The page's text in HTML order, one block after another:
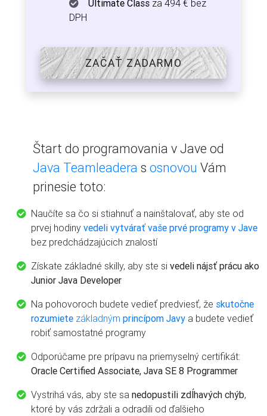
Ultimate Class za 494 € bez
DPH
ZAČAŤ ZADARMO
Štart do programovania v Jave od
Java Teamleadera sosnovou Vám
prinesie toto:
Naučíte sa čo si stiahnuť a nainštalovať, aby ste od
prvej hodiny vedeli vytvárať vaše prvé programy v Jave
bez predchádzajúcich znalostí
Získate základné skilly, aby ste si vedeli nájsť prácu ako
Junior Java Developer
Na pohovoroch budete vedieť predviesť, že skutočne
rozumiete základným princípom Javy a budete vedieť
robiť samostatné programy
Odporúčame pre prípavu na priemyselný certifikát:
Oracle Certified Associate, Java SE 8 Programmer
Vystrihá vás, aby ste sa nedopustili zdĺhavých chýb,
ktoré by vás zdržali a odradili od ďalšieho